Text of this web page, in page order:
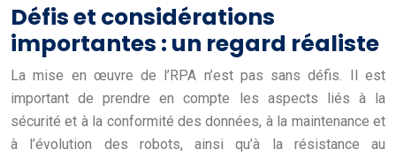
Défis et considérations
importantes : un regard réaliste
La mise en œuvre de l’RPA n’est pas sans défis. Il est
important de prendre en compte les aspects liés à la
sécurité et à la conformité des données, à la maintenance et
à l’évolution des robots, ainsi qu’à la résistance au